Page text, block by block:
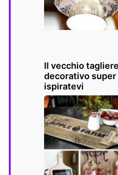
Il vecchio
decorativo super
ispiratevi